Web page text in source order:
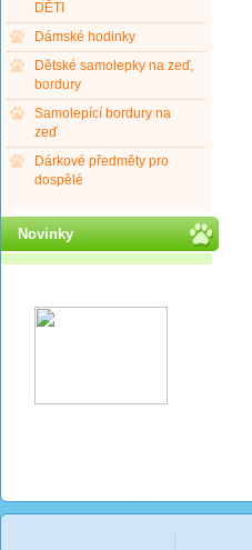
DĚTI
Dámské hodinky
Dětské samolepky na zeď,
bordury
Samolepící bordury na
zeď
Dárkové předměty pro
dospělé
Novinky